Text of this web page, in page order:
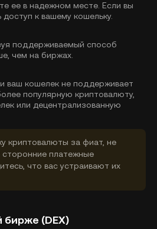
ее в надежном месте. Если вы
к вашему кошельку.
поддерживаемый способ
чем на биржах.
ваш кошелек не поддерживает
популярную криптовалюту,
или децентрализованную
криптовалюты за фиат, не
платежные
что вас устраивают их
бирже (DEX)